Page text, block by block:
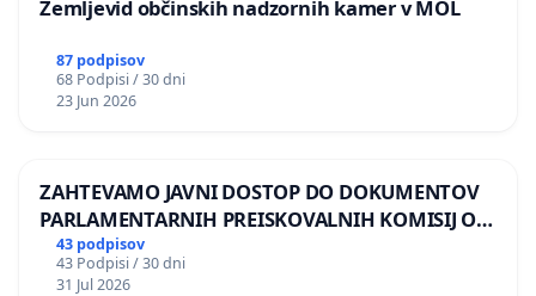
Zemljevid občinskih nadzornih kamer v MOL
87 podpisov
68 Podpisi / 30 dni
23 Jun 2026
ZAHTEVAMO JAVNI DOSTOP DO DOKUMENTOV
PARLAMENTARNIH PREISKOVALNIH KOMISIJ O
ILEGALNI TRGOVINI Z OROŽJEM
43 podpisov
43 Podpisi / 30 dni
31 Jul 2026